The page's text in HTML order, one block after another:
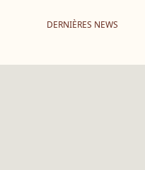
DERNIÈRES NEWS